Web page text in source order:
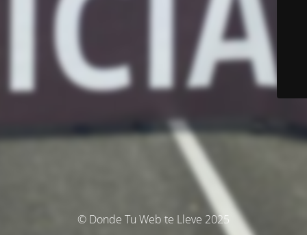
© Donde Tu Web te Lleve 2025